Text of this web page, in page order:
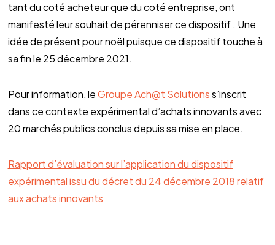
tant du coté acheteur que du coté entreprise, ont
manifesté leur souhait de pérenniser ce dispositif . Une
idée de présent pour noël puisque ce dispositif touche à
sa fin le 25 décembre 2021.
Pour information, leGroupe Ach@t Solutionss’inscrit
dans ce contexte expérimental d’achats innovants avec
20 marchés publics conclus depuis sa mise en place.
Rapport d’évaluation sur l’application du dispositif
expérimental issu du décret du 24 décembre 2018 relatif
aux achats innovants